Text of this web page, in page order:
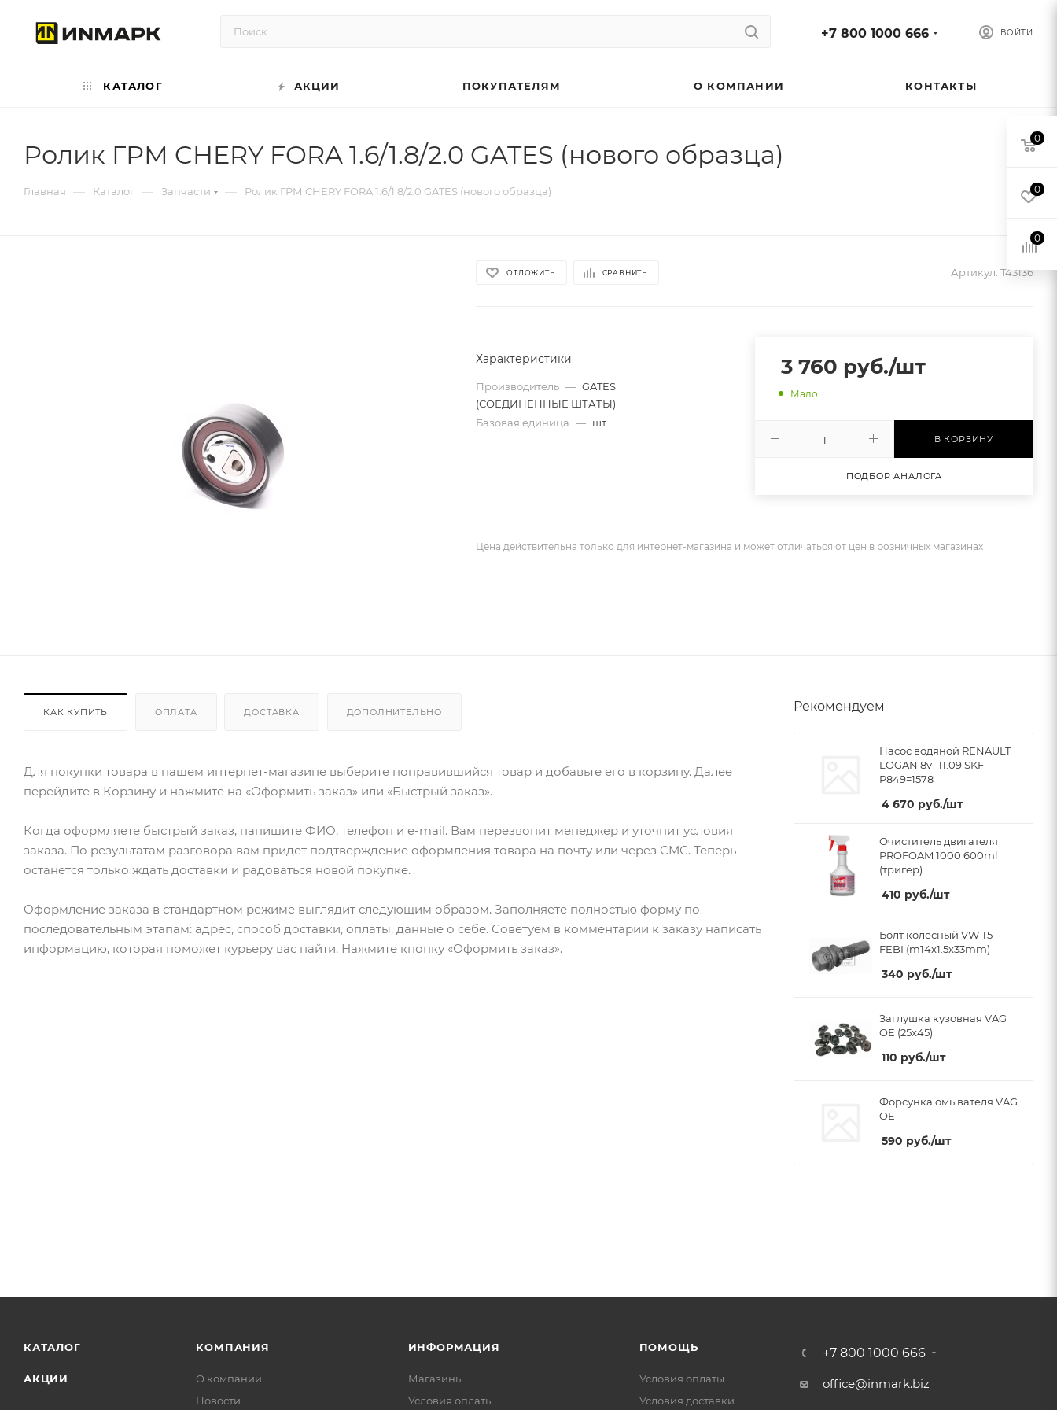
ВОЙТИ
+7 800 1000 666
КАТАЛОГ АКЦИИ ПОКУПАТЕЛЯМ О КОМПАНИИ КОНТАКТЫ
Ролик ГРМ CHERY FORA 1.6/1.8/2.0 GATES (нового образца)
Главная — Каталог — Запчасти — Ролик ГРМ CHERY FORA 1.6/1.8/2.0 GATES (нового образца)
ОТЛОЖИТЬ СРАВНИТЬ Артикул: T43136
Характеристики
Производитель — GATES
(СОЕДИНЕННЫЕ ШТАТЫ)
Базовая единица — шт
3 760 руб./шт
Мало
В КОРЗИНУ
ПОДБОР АНАЛОГА
Цена действительна только для интернет-магазина и может отличаться от цен в розничных магазинах
КАК КУПИТЬ ОПЛАТА ДОСТАВКА ДОПОЛНИТЕЛЬНО
Для покупки товара в нашем интернет-магазине выберите понравившийся товар и добавьте его в корзину. Далее
перейдите в Корзину и нажмите на «Оформить заказ» или «Быстрый заказ».
Когда оформляете быстрый заказ, напишите ФИО, телефон и e-mail. Вам перезвонит менеджер и уточнит условия
заказа. По результатам разговора вам придет подтверждение оформления товара на почту или через СМС. Теперь
останется только ждать доставки и радоваться новой покупке.
Оформление заказа в стандартном режиме выглядит следующим образом. Заполняете полностью форму по
последовательным этапам: адрес, способ доставки, оплаты, данные о себе. Советуем в комментарии к заказу написать
информацию, которая поможет курьеру вас найти. Нажмите кнопку «Оформить заказ».
Рекомендуем
Насос водяной RENAULT
LOGAN 8v -11.09 SKF
P849=1578
4 670 руб./шт
Очиститель двигателя
PROFOAM 1000 600ml
(тригер)
410 руб./шт
Болт колесный VW T5
FEBI (m14x1.5x33mm)
340 руб./шт
Заглушка кузовная VAG
OE (25x45)
110 руб./шт
Форсунка омывателя VAG
OE
590 руб./шт
КАТАЛОГ
АКЦИИ
КОМПАНИЯ
О компании
Новости
ИНФОРМАЦИЯ
Магазины
Условия оплаты
ПОМОЩЬ
Условия оплаты
Условия доставки
+7 800 1000 666
office@inmark.biz
0
0
0